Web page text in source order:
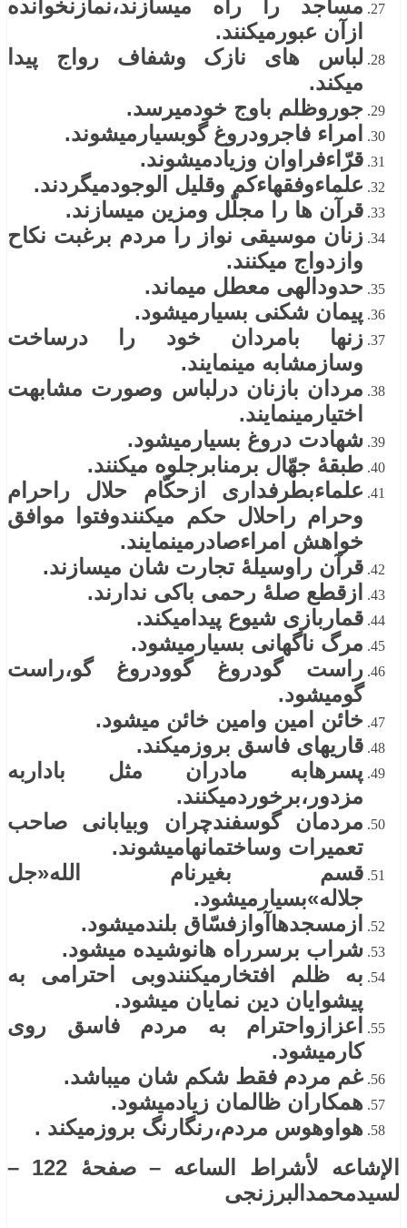
مساجد را راه میسازند،نمازنخوانده
ازآن عبورمیکنند.
لباس های نازک وشفاف رواج پیدا
میکند.
جوروظلم باوج خودمیرسد.
امراء فاجرودروغ گوبسیارمیشوند.
قرّاءفراوان وزیادمیشوند.
علماءوفقهاءکم وقلیل الوجودمیگردند.
قرآن ها را مجلّل ومزین میسازند.
زنان موسیقی نواز را مردم برغبت نکاح
وازدواج میکنند.
حدودالهی معطل میماند.
پیمان شکنی بسیارمیشود.
زنها بامردان خود را درساخت
وسازمشابه مینمایند.
مردان بازنان درلباس وصورت مشابهت
اختیارمینمایند.
شهادت دروغ بسیارمیشود.
طبقۀ جهّال برمنابرجلوه میکنند.
علماءبطرفداری ازحکّام حلال راحرام
وحرام راحلال حکم میکنندوفتوا موافق
خواهش امراءصادرمینمایند.
قرآن راوسیلۀ تجارت شان میسازند.
ازقطع صلۀ رحمی باکی ندارند.
قماربازی شیوع پیدامیکند.
مرگ ناگهانی بسیارمیشود.
راست گودروغ گوودروغ گو،راست
گومیشود.
خائن امین وامین خائن میشود.
قاریهای فاسق بروزمیکند.
پسرهابه مادران مثل باداربه
مزدور،برخوردمیکنند.
مردمان گوسفندچران وبیابانی صاحب
تعمیرات وساختمانهامیشوند.
قسم بغیرنام الله«جل
جلاله»بسیارمیشود.
ازمسجدهاآوازفسّاق بلندمیشود.
شراب برسرراه هانوشیده میشود.
به ظلم افتخارمیکنندوبی احترامی به
پیشوایان دین نمایان میشود.
اعزازواحترام به مردم فاسق روی
کارمیشود.
غم مردم فقط شکم شان میباشد.
همکاران ظالمان زیادمیشود.
هواوهوس مردم،رنگارنگ بروزمیکند .
الإشاعه لأشراط الساعه – صفحۀ 122 –
لسیدمحمدالبرزنجی